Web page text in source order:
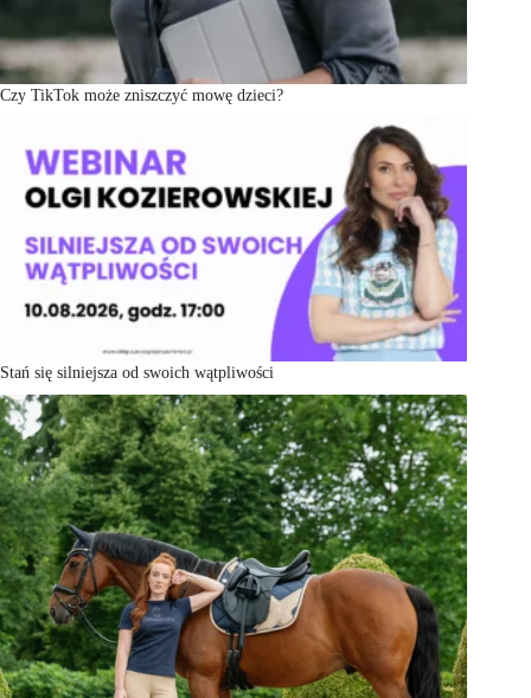
Czy TikTok może zniszczyć mowę dzieci?
Stań się silniejsza od swoich wątpliwości